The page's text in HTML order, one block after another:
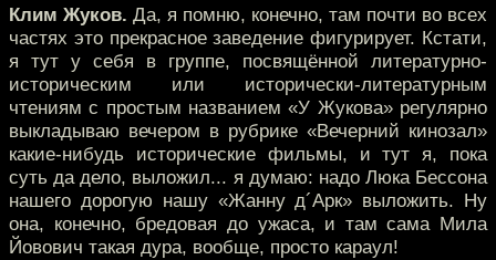
Клим Жуков. Да, я помню, конечно, там почти во всех
частях это прекрасное заведение фигурирует. Кстати,
я тут у себя в группе, посвящённой литературно-
историческим или исторически-литературным
чтениям с простым названием «У Жукова» регулярно
выкладываю вечером в рубрике «Вечерний кинозал»
какие-нибудь исторические фильмы, и тут я, пока
суть да дело, выложил... я думаю: надо Люка Бессона
нашего дорогую нашу «Жанну д´Арк» выложить. Ну
она, конечно, бредовая до ужаса, и там сама Мила
Йовович такая дура, вообще, просто караул!